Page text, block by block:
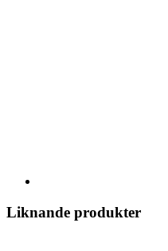
Liknande produkter